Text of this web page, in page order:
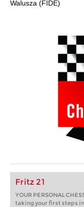
Walusza (FIDE)
Fritz 21
YOUR PERSONAL
taking your first steps